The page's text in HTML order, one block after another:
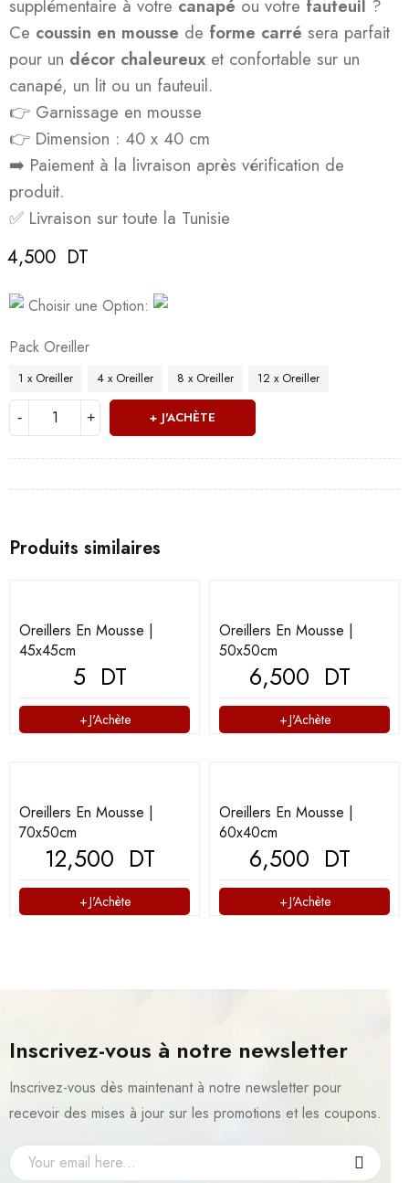
supplémentaire à votre canapé ou votre fauteuil ?
Ce coussin en mousse de forme carré sera parfait
pour un décor chaleureux et confortable sur un
canapé, un lit ou un fauteuil.
👉 Garnissage en mousse
👉 Dimension : 40 x 40 cm
➡️ Paiement à la livraison après vérification de
produit.
✅ Livraison sur toute la Tunisie
4,500 DT
Choisir une Option:
Pack Oreiller
1 x Oreiller 4 x Oreiller 8 x Oreiller 12 x Oreiller
J'ACHÈTE
Produits similaires
Oreillers En Mousse |
45x45cm
5 DT
J'Achète
Oreillers En Mousse |
50x50cm
6,500 DT
J'Achète
Oreillers En Mousse |
70x50cm
12,500 DT
J'Achète
Oreillers En Mousse |
60x40cm
6,500 DT
J'Achète
Inscrivez-vous à notre newsletter
Inscrivez-vous dès maintenant à notre newsletter pour
recevoir des mises à jour sur les promotions et les coupons.